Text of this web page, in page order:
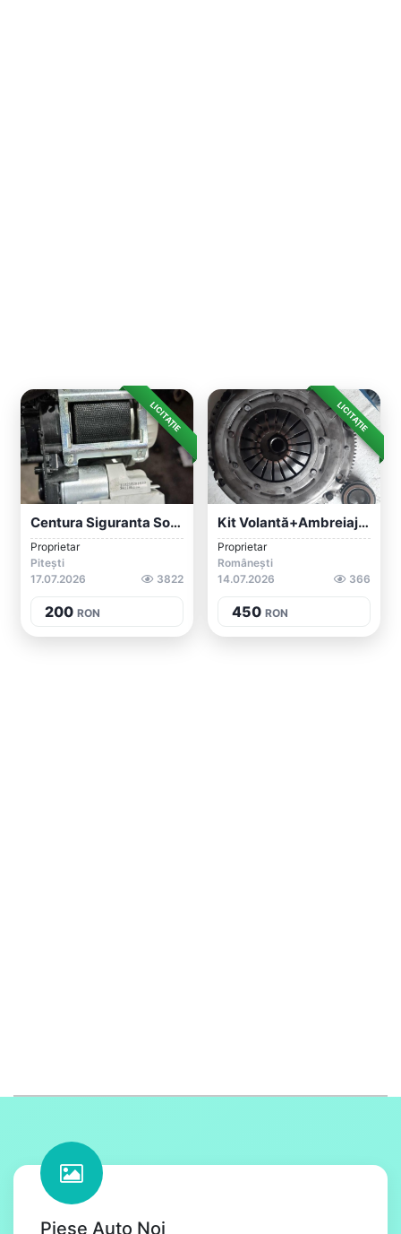
LICITAȚIE
Centura Siguranta Sofer Pasager Mercedes...
Proprietar
Pitești
17.07.2026
3822
200 RON
LICITAȚIE
Kit Volantă+ambreiaj Vw 1,9 Tdi 5 Trepte
Proprietar
Românești
14.07.2026
366
450 RON
Piese Auto Noi